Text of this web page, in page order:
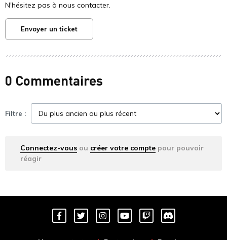
N'hésitez pas à nous contacter.
Envoyer un ticket
0 Commentaires
Filtre :
Connectez-vous ou créer votre compte pour pouvoir
réagir